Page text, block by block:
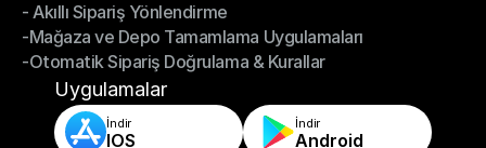
- Omnikanal Sipariş Senkronizasyonu
- Akıllı Sipariş Yönlendirme
- Akıllı Sipariş Yönlendirme
-Mağaza ve Depo Tamamlama Uygulamaları
-Mağaza ve Depo Tamamlama Uygulamaları
-Otomatik Sipariş Doğrulama & Kurallar
-Otomatik Sipariş Doğrulama & Kurallar
Uygulamalar
İndir
IOS
İndir
Android